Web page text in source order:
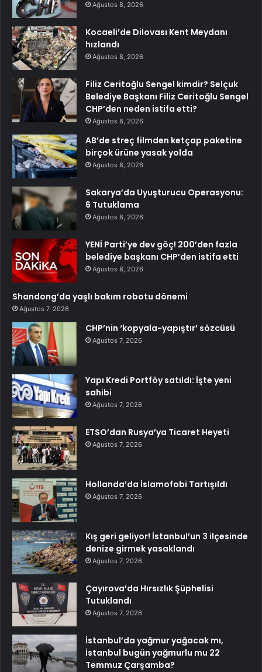
Ağustos 8, 2026
Kocaeli’de Dilovası Kent Meydanı
hızlandı
Ağustos 8, 2026
Filiz Ceritoğlu Sengel kimdir? Selçuk
Belediye Başkanı Filiz Ceritoğlu Sengel
CHP’den neden istifa etti?
Ağustos 8, 2026
AB’de streç filmden ketçap paketine
birçok ürüne yasak yolda
Ağustos 8, 2026
Sakarya’da Uyuşturucu Operasyonu:
6 Tutuklama
Ağustos 8, 2026
YENİ Parti’ye dev göç! 200’den fazla
belediye başkanı CHP’den istifa etti
Ağustos 8, 2026
Shandong’da yaşlı bakım robotu dönemi
Ağustos 7, 2026
CHP’nin ‘kopyala-yapıştır’ sözcüsü
Ağustos 7, 2026
Yapı Kredi Portföy satıldı: İşte yeni
sahibi
Ağustos 7, 2026
ETSO’dan Rusya’ya Ticaret Heyeti
Ağustos 7, 2026
Hollanda’da İslamofobi Tartışıldı
Ağustos 7, 2026
Kış geri geliyor! İstanbul’un 3 ilçesinde
denize girmek yasaklandı
Ağustos 7, 2026
Çayırova’da Hırsızlık Şüphelisi
Tutuklandı
Ağustos 7, 2026
İstanbul’da yağmur yağacak mı,
İstanbul bugün yağmurlu mu 22
Temmuz Çarşamba?